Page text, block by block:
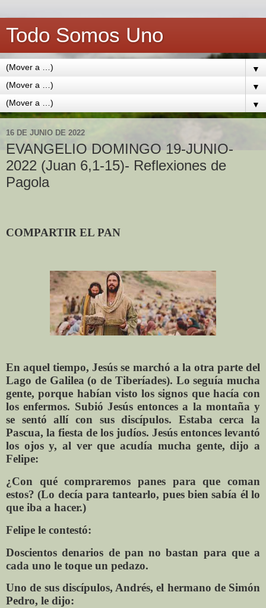
Todo Somos Uno
▼
▼
▼
16 DE JUNIO DE 2022
EVANGELIO DOMINGO 19-JUNIO-
2022 (Juan 6,1-15)- Reflexiones de
Pagola
COMPARTIR EL PAN
En aquel tiempo, Jesús se marchó a la otra parte del
Lago de Galilea (o de Tiberíades). Lo seguía mucha
gente, porque habían visto los signos que hacía con
los enfermos. Subió Jesús entonces a la montaña y
se sentó allí con sus discípulos. Estaba cerca la
Pascua, la fiesta de los judíos. Jesús entonces levantó
los ojos y, al ver que acudía mucha gente, dijo a
Felipe:
¿Con qué compraremos panes para que coman
estos? (Lo decía para tantearlo, pues bien sabía él lo
que iba a hacer.)
Felipe le contestó:
Doscientos denarios de pan no bastan para que a
cada uno le toque un pedazo.
Uno de sus discípulos, Andrés, el hermano de Simón
Pedro, le dijo: